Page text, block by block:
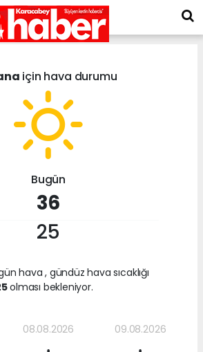
için hava durumu
Bugün
36
25
hava, gündüz hava sıcaklığı
olması bekleniyor.
08.08.2026 09.08.2026